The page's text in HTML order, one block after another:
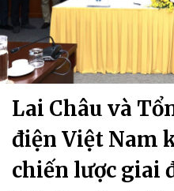
Lai Châu và
điện Việt Nam
chiến lược giai